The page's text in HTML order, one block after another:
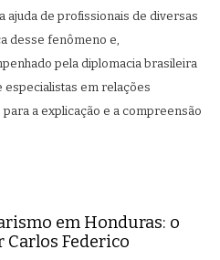
ajuda de profissionais de diversas
desse fenômeno e,
pela diplomacia brasileira
em relações
a explicação e a compreensão
em Honduras: o
Carlos Federico